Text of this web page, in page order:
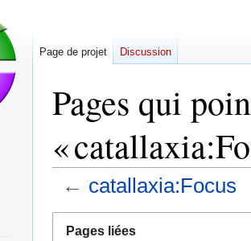
Pages qui
«
← catallaxia:Focus
Pages liées
Page de projet Discussion